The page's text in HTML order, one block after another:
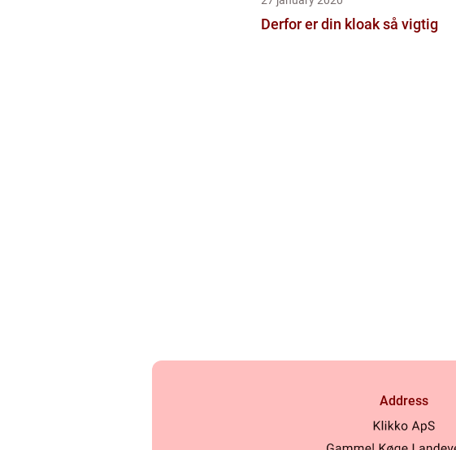
Derfor er din kloak så vigtig
Address